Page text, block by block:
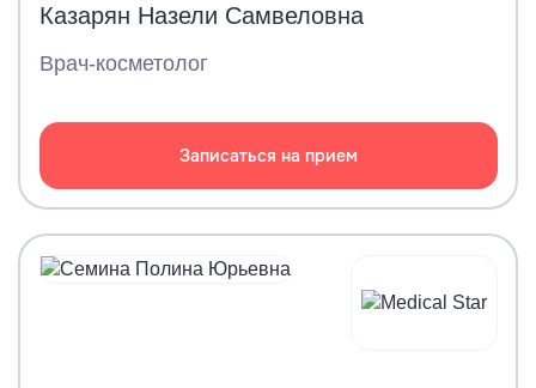
Казарян Назели Самвеловна
Врач-косметолог
Записаться на прием